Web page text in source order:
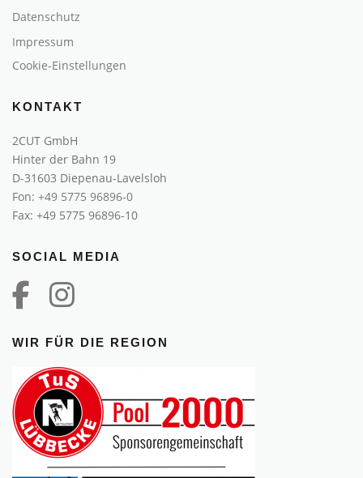
Datenschutz
Impressum
Cookie-Einstellungen
KONTAKT
2CUT GmbH
Hinter der Bahn 19
D-31603 Diepenau-Lavelsloh
Fon: +49 5775 96896-0
Fax: +49 5775 96896-10
SOCIAL MEDIA
WIR FÜR DIE REGION